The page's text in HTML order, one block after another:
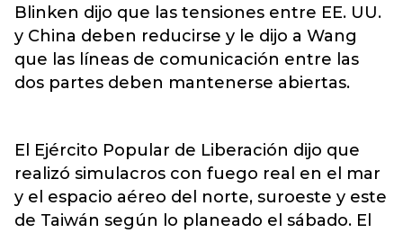
Blinken dijo que las tensiones entre EE. UU.
y China deben reducirse y le dijo a Wang
que las líneas de comunicación entre las
dos partes deben mantenerse abiertas.
El Ejército Popular de Liberación dijo que
realizó simulacros con fuego real en el mar
y el espacio aéreo del norte, suroeste y este
de Taiwán según lo planeado el sábado. El